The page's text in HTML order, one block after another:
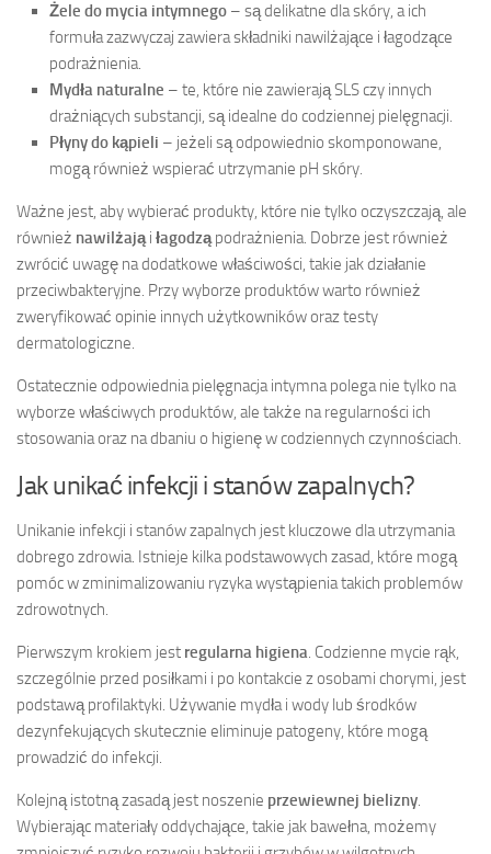
Żele do mycia intymnego – są delikatne dla skóry, a ich
formuła zazwyczaj zawiera składniki nawilżające i łagodzące
podrażnienia.
Mydła naturalne – te, które nie zawierają SLS czy innych
drażniących substancji, są idealne do codziennej pielęgnacji.
Płyny do kąpieli – jeżeli są odpowiednio skomponowane,
mogą również wspierać utrzymanie pH skóry.
Ważne jest, aby wybierać produkty, które nie tylko oczyszczają, ale
również nawilżająi łagodząpodrażnienia. Dobrze jest również
zwrócić uwagę na dodatkowe właściwości, takie jak działanie
przeciwbakteryjne. Przy wyborze produktów warto również
zweryfikować opinie innych użytkowników oraz testy
dermatologiczne.
Ostatecznie odpowiednia pielęgnacja intymna polega nie tylko na
wyborze właściwych produktów, ale także na regularności ich
stosowania oraz na dbaniu o higienę w codziennych czynnościach.
Jak unikać infekcji i stanów zapalnych?
Unikanie infekcji i stanów zapalnych jest kluczowe dla utrzymania
dobrego zdrowia. Istnieje kilka podstawowych zasad, które mogą
pomóc w zminimalizowaniu ryzyka wystąpienia takich problemów
zdrowotnych.
Pierwszym krokiem jest regularna higiena. Codzienne mycie rąk,
szczególnie przed posiłkami i po kontakcie z osobami chorymi, jest
podstawą profilaktyki. Używanie mydła i wody lub środków
dezynfekujących skutecznie eliminuje patogeny, które mogą
prowadzić do infekcji.
Kolejną istotną zasadą jest noszenie przewiewnej bielizny.
Wybierając materiały oddychające, takie jak bawełna, możemy